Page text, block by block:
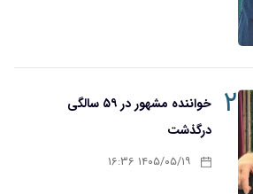
۲
خواننده مشهور در ۵۹ سالگی
درگذشت
۱۴۰۵/۰۵/۱۹ ۱۶:۳۶